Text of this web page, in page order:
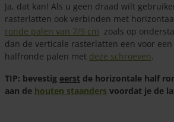
Ja, dat kan! Als u geen draad wilt
rasterlatten ook verbinden met
ronde palen van 7/9 cm zoals op
dan de verticale rasterlatten een voor
halfronde palen met deze schroeven.
TIP: bevestig eerst de horizontale half
aan de houten staanders voordat je de